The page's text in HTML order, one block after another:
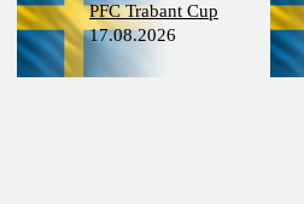
PFC Trabant Cup
17.08.2026